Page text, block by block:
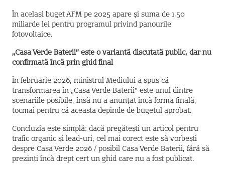
În același buget AFM pe 2025 apare și suma de 1,50
miliarde lei pentru programul privind panourile
fotovoltaice.
„Casa Verde Baterii” este o variantă discutată public, dar nu
confirmată încă prin ghid final
În februarie 2026, ministrul Mediului a spus că
transformarea în „Casa Verde Baterii” este unul dintre
scenariile posibile, însă nu a anunțat încă forma finală,
tocmai pentru că aceasta depinde de bugetul aprobat.
Concluzia este simplă: dacă pregătești un articol pentru
trafic organic și lead-uri, cel mai corect este să vorbești
despre Casa Verde 2026 / posibil Casa Verde Baterii, fără să
prezinți încă drept cert un ghid care nu a fost publicat.